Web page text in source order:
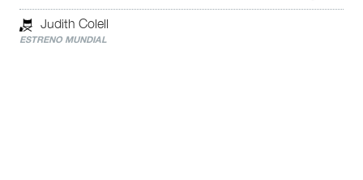
Judith Colell
ESTRENO MUNDIAL